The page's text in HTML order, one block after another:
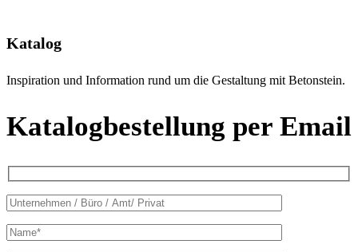
Katalog
Inspiration und Information rund um die Gestaltung mit Betonstein.
Katalogbestellung per Email